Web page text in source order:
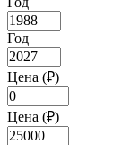
Год
Цена (₽)
Цена (₽)